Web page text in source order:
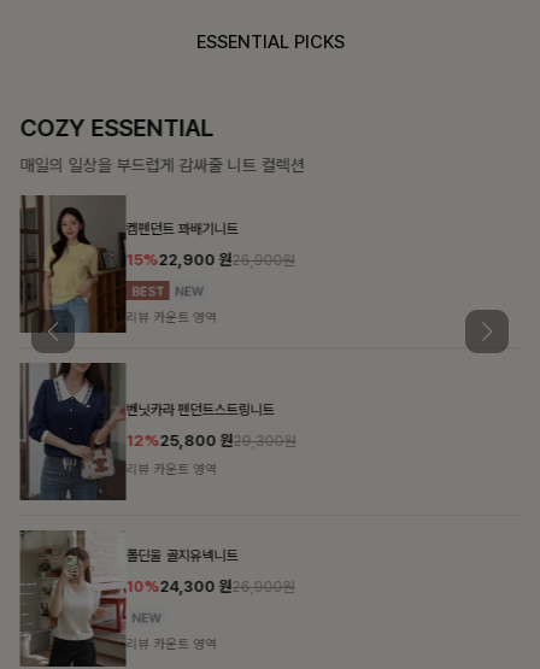
ESSENTIAL PICKS
COZY ESSENTIAL
매일의 일상을 부드럽게 감싸줄 니트 컬렉션
켐펜던트 꽈배기니트
15%22,900 원26,900원
리뷰 카운트 영역
벤닛카라 펜던트스트링니트
12%25,800 원29,300원
리뷰 카운트 영역
폴딘울 골지유넥니트
10%24,300 원26,900원
리뷰 카운트 영역